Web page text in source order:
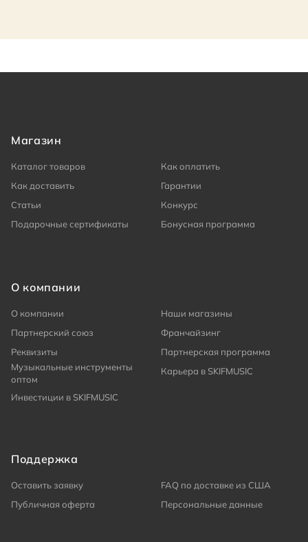
Магазин
Каталог товаров
Как оплатить
Как доставить
Гарантии
Статьи
Конкурс
Подарочные сертификаты
Бонусная программа
О компании
О компании
Наши магазины
Партнерский союз
Франчайзинг
Реквизиты
Партнерская программа
Музыкальные инструменты
оптом
Карьера в SKIFMUSIC
Инвестиции в SKIFMUSIC
Поддержка
Оставить заявку
FAQ по доставке из США
Публичная оферта
Персональные данные